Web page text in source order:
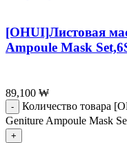
[OHUI]Листовая
Ampoule Mask
89,100 ₩
Количество товара
Geniture Ampoule Mask